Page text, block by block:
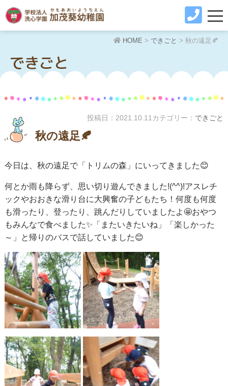
できごと
HOME > できごと >秋の遠足🍂
投稿日： 2021.10.11 カテゴリー： できごと
秋の遠足🍂
今日は、秋の遠足で「トリムの森」にいってきました😊
何とか雨も降らず、思い切り遊んできました!(^^)!アスレチ
ックやおおきな滑り台に大興奮の子どもたち！何度も何度
も滑ったり、登ったり、跳んだりしていましたよ🤩おやつ
もみんなで食べました✨「またいきたいね」「楽しかった
～」と帰りのバスで話していました😊